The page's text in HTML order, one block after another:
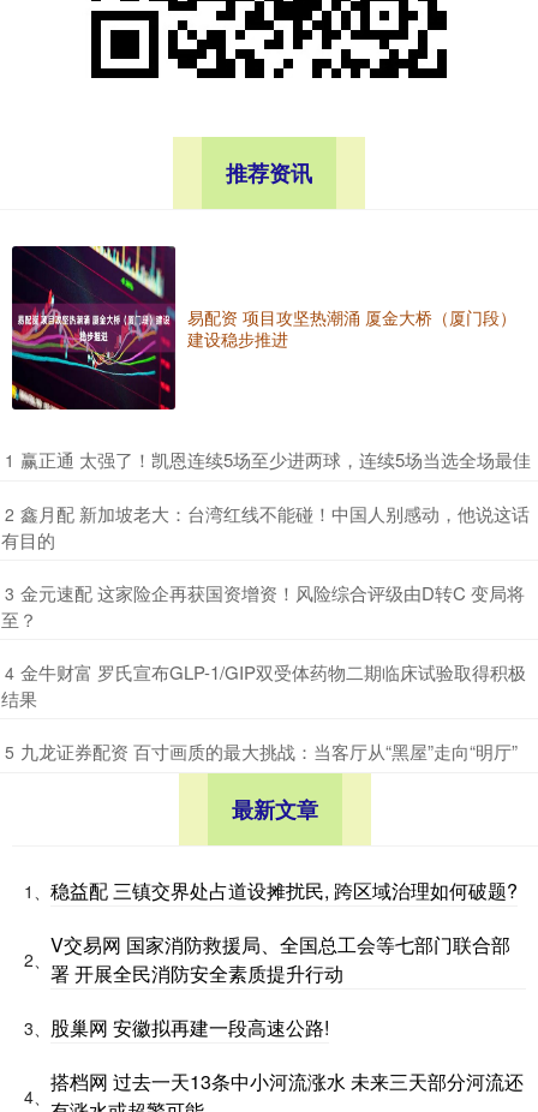
推荐资讯
易配资 项目攻坚热潮涌 厦金大桥（厦门段）
建设稳步推进
1 ​赢正通 太强了！凯恩连续5场至少进两球，连续5场当选全场最佳
2 ​鑫月配 新加坡老大：台湾红线不能碰！中国人别感动，他说这话
有目的
3 ​金元速配 这家险企再获国资增资！风险综合评级由D转C 变局将
至？
4 ​金牛财富 罗氏宣布GLP-1/GIP双受体药物二期临床试验取得积极
结果
5 ​九龙证券配资 百寸画质的最大挑战：当客厅从“黑屋”走向“明厅”
最新文章
1、 稳益配 三镇交界处占道设摊扰民, 跨区域治理如何破题?
2、
V交易网 国家消防救援局、全国总工会等七部门联合部
署 开展全民消防安全素质提升行动
3、 股巢网 安徽拟再建一段高速公路!
4、
搭档网 过去一天13条中小河流涨水 未来三天部分河流还